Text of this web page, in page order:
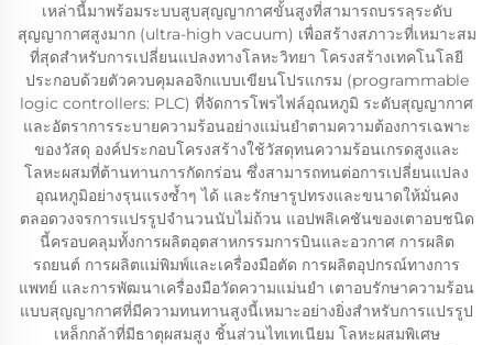
เหล่านี้มาพร้อมระบบสูบสุญญากาศขั้นสูงที่สามารถบรรลุระดับ
สุญญากาศสูงมาก (ultra-high vacuum) เพื่อสร้างสภาวะที่เหมาะสม
ที่สุดสำหรับการเปลี่ยนแปลงทางโลหะวิทยา โครงสร้างเทคโนโลยี
ประกอบด้วยตัวควบคุมลอจิกแบบเขียนโปรแกรม (programmable
logic controllers: PLC) ที่จัดการโพรไฟล์อุณหภูมิ ระดับสุญญากาศ
และอัตราการระบายความร้อนอย่างแม่นยำตามความต้องการเฉพาะ
ของวัสดุ องค์ประกอบโครงสร้างใช้วัสดุทนความร้อนเกรดสูงและ
โลหะผสมที่ต้านทานการกัดกร่อน ซึ่งสามารถทนต่อการเปลี่ยนแปลง
อุณหภูมิอย่างรุนแรงซ้ำๆ ได้ และรักษารูปทรงและขนาดให้มั่นคง
ตลอดวงจรการแปรรูปจำนวนนับไม่ถ้วน แอปพลิเคชันของเตาอบชนิด
นี้ครอบคลุมทั้งการผลิตอุตสาหกรรมการบินและอวกาศ การผลิต
รถยนต์ การผลิตแม่พิมพ์และเครื่องมือตัด การผลิตอุปกรณ์ทางการ
แพทย์ และการพัฒนาเครื่องมือวัดความแม่นยำ เตาอบรักษาความร้อน
แบบสุญญากาศที่มีความทนทานสูงนี้เหมาะอย่างยิ่งสำหรับการแปรรูป
เหล็กกล้าที่มีธาตุผสมสูง ชิ้นส่วนไทเทเนียม โลหะผสมพิเศษ